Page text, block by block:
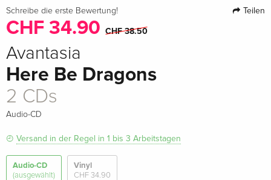
Schreibe die erste Bewertung! Teilen
CHF 34.90 CHF 38.50
Avantasia
Here Be Dragons
2 CDs
Audio-CD
Versand in der Regel in 1 bis 3 Arbeitstagen
Audio-CD
(ausgewählt)
Vinyl
CHF 34.90